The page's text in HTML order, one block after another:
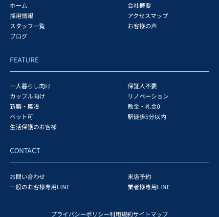
ホーム
会社概要
採用情報
アクセスマップ
スタッフ一覧
お客様の声
ブログ
FEATURE
一人暮らし向け
保証人不要
カップル向け
リノベーション
新築・築浅
敷金・礼金0
ペット可
駅徒歩5分以内
生活保護のお客様
CONTACT
お問い合わせ
来店予約
一般のお客様専用LINE
業者様専用LINE
プライバシーポリシー利用規約サイトマップ